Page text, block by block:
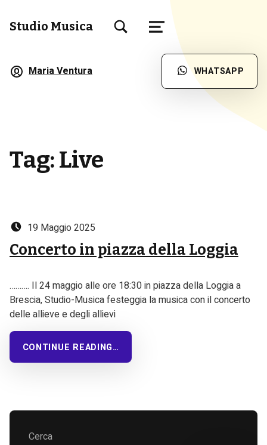
Studio Musica
MENU
Maria Ventura WHATSAPP
Tag:Live
Posted on:
19 Maggio 2025
Concerto in piazza della Loggia
………. Il 24 maggio alle ore 18:30 in piazza della Loggia a
Brescia, Studio-Musica festeggia la musica con il concerto
delle allieve e degli allievi
CONTINUE READING…
Cerca